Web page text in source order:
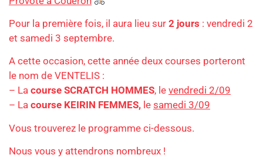
Pour la première fois, il aura lieu sur 2 jours : vendredi 2
et samedi 3 septembre.
A cette occasion, cette année deux courses porteront
le nom de VENTELIS :
– La course SCRATCH HOMMES, le vendredi 2/09
– La course KEIRIN FEMMES, le samedi 3/09
Vous trouverez le programme ci-dessous.
Nous vous y attendrons nombreux !